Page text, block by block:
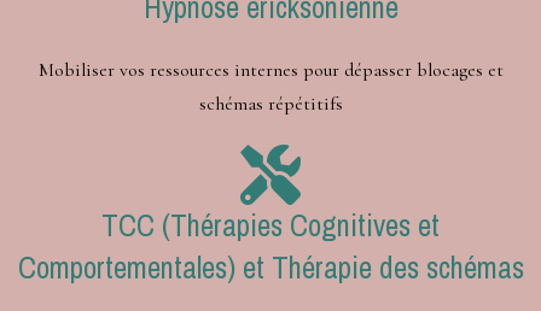
Mobiliser vos ressources internes pour dépasser blocages et
schémas répétitifs
TCC (Thérapies Cognitives et
Comportementales) et Thérapie des schémas